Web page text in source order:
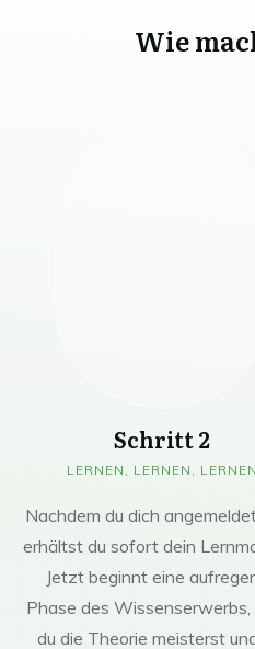
Wie
Schritt 2
LERNEN, LERNEN, LERNEN
Nachdem du dich
erhältst du sofort dein
Jetzt beginnt eine
Phase des Wissenserwerbs,
du die Theorie meisterst